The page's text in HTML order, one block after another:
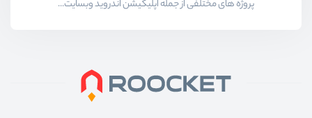
پروژه های مختلفی از جمله اپلیکیشن اندروید وبسایت...